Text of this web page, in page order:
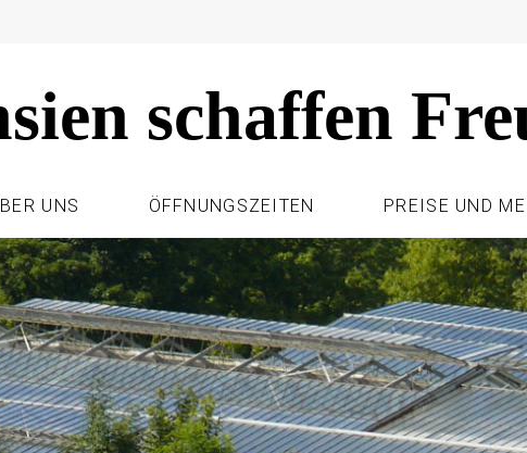
schaffen
UNS ÖFFNUNGSZEITEN PREISE UND